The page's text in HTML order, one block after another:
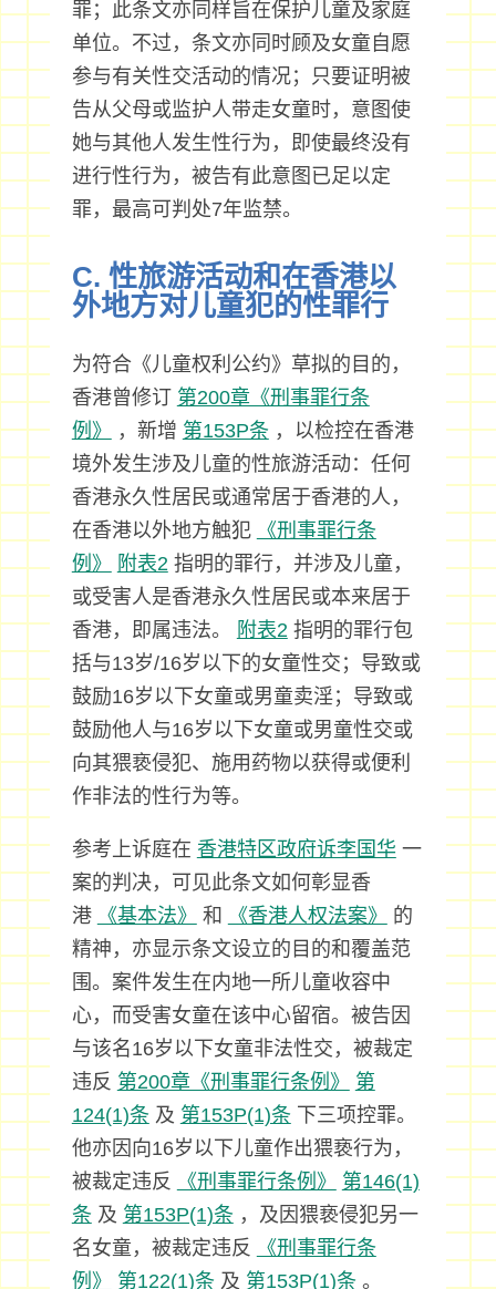
罪；此条文亦同样旨在保护儿童及家庭
单位。不过，条文亦同时顾及女童自愿
参与有关性交活动的情况；只要证明被
告从父母或监护人带走女童时，意图使
她与其他人发生性行为，即使最终没有
进行性行为，被告有此意图已足以定
罪，最高可判处7年监禁。
C. 性旅游活动和在香港以
外地方对儿童犯的性罪行
为符合《儿童权利公约》草拟的目的，
香港曾修订 第200章《刑事罪行条
例》
，新增 第153P条，以检控在香港
境外发生涉及儿童的性旅游活动：任何
香港永久性居民或通常居于香港的人，
在香港以外地方触犯
《刑事罪行条
例》
附表2指明的罪行，并涉及儿童，
或受害人是香港永久性居民或本来居于
香港，即属违法。
附表2指明的罪行包
括与13岁/16岁以下的女童性交；导致或
鼓励16岁以下女童或男童卖淫；导致或
鼓励他人与16岁以下女童或男童性交或
向其猥亵侵犯、施用药物以获得或便利
作非法的性行为等。
参考上诉庭在 香港特区政府诉李国华 一
案的判决，可见此条文如何彰显香
港
《基本法》 和 《香港人权法案》
的
精神，亦显示条文设立的目的和覆盖范
围。案件发生在内地一所儿童收容中
心，而受害女童在该中心留宿。被告因
与该名16岁以下女童非法性交，被裁定
违反 第200章《刑事罪行条例》
第
124(1)条及 第153P(1)条下三项控罪。
他亦因向16岁以下儿童作出猥亵行为，
被裁定违反
《刑事罪行条例》
第146(1)
条及 第153P(1)条，及因猥亵侵犯另一
名女童，被裁定违反
《刑事罪行条
例》
第122(1)条及 第153P(1)条。